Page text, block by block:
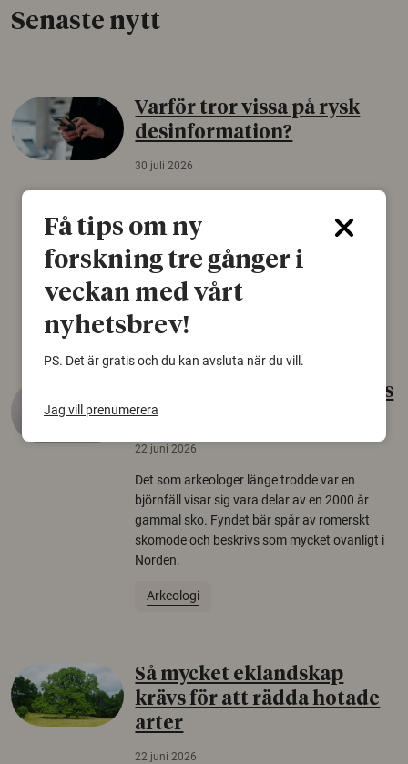
Senaste nytt
Varför tror vissa på rysk
desinformation?
30 juli 2026
konspirationsteorier är ofta mer mottagliga
för rysk desinformation. Det visar en studie
från Försvarshögskolan med deltagare i fyra
europeiska länder.
Säkerhetspolitik
Gammalt skinn var Sveriges
äldsta sko
22 juni 2026
Det som arkeologer länge trodde var en
björnfäll visar sig vara delar av en 2000 år
gammal sko. Fyndet bär spår av romerskt
skomode och beskrivs som mycket ovanligt i
Norden.
Arkeologi
Så mycket eklandskap
krävs för att rädda hotade
arter
22 juni 2026
Få tips om ny
forskning tre gånger i
veckan med vårt
nyhetsbrev!
PS. Det är gratis och du kan avsluta när du vill.
Jag vill prenumerera